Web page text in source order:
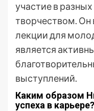
участие в
творчеством. Он
лекции для
является
выступлений.
Каким образом
успеха в карьере?